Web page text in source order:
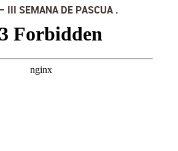
III SEMANA DE PASCUA .